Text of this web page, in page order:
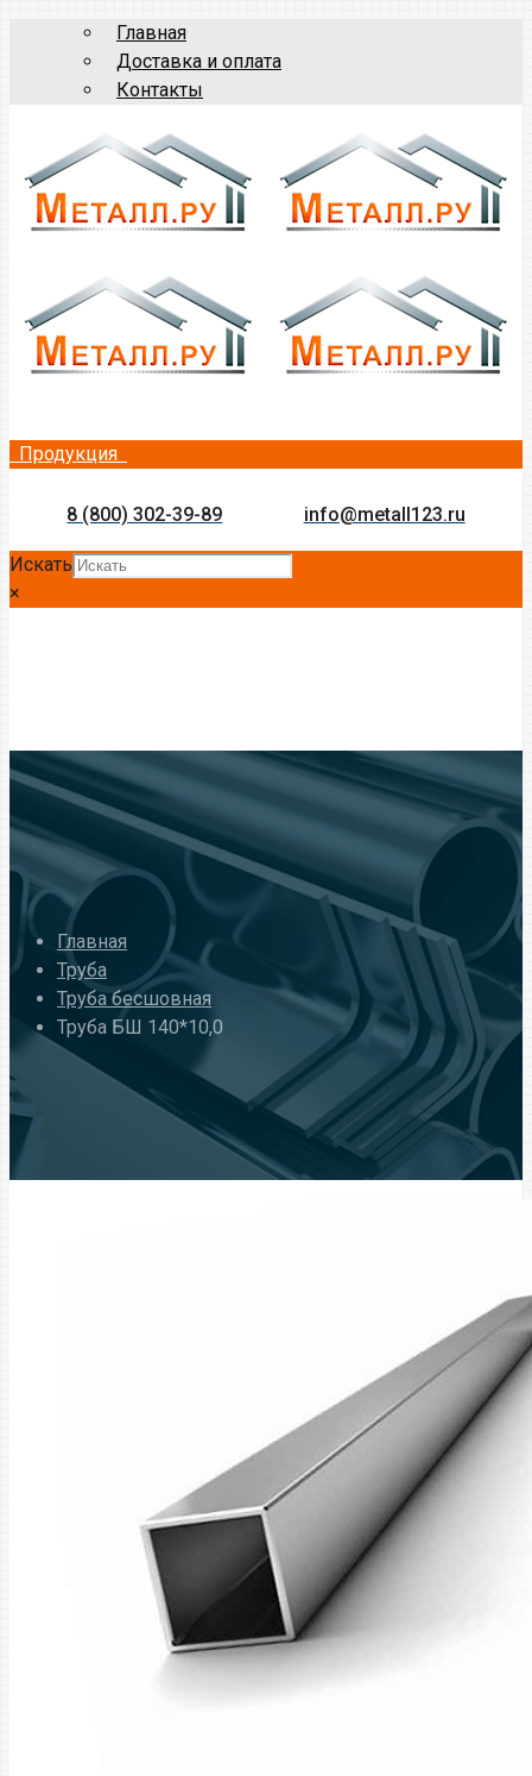
Главная
Доставка и оплата
Контакты
Продукция
8 (800) 302-39-89 info@metall123.ru
Искать
×
Главная
Труба
Труба бесшовная
Труба БШ 140*10,0